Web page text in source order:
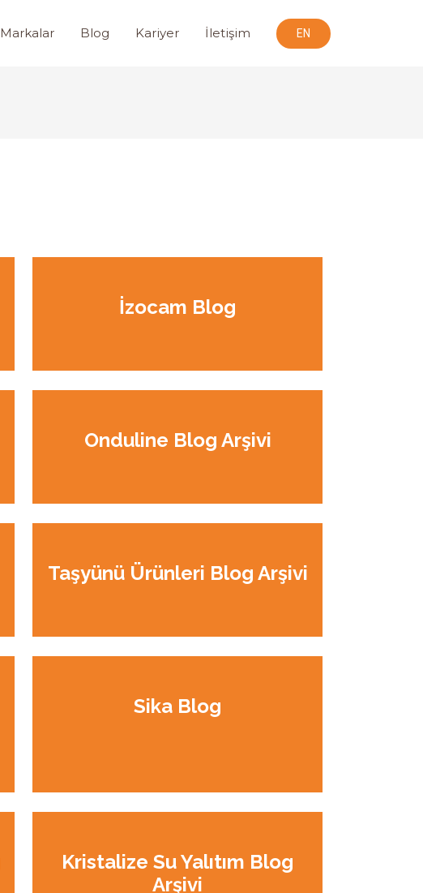
Markalar Blog Kariyer İletişim EN
İzocam Blog
Onduline Blog Arşivi
Taşyünü Ürünleri Blog Arşivi
Sika Blog
Kristalize Su Yalıtım Blog
Arşivi